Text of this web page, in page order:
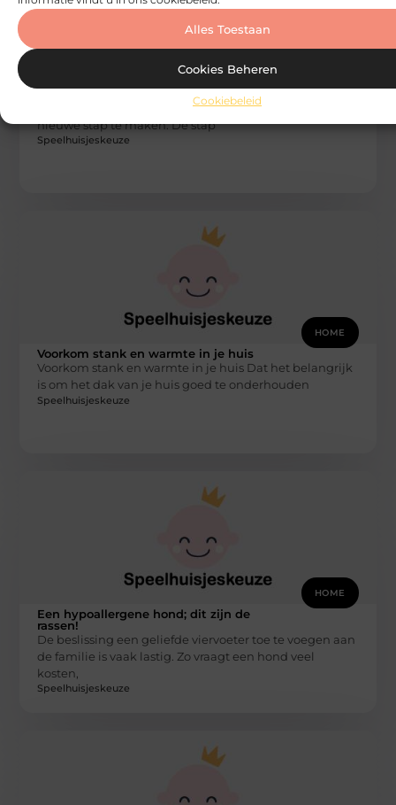
Alles Toestaan
Cookies Beheren
Cookiebeleid
De zoektocht naar je droomhuis
Het is zo ver. Je bent op het punt in je leven om een
nieuwe stap te maken. De stap
Speelhuisjeskeuze
HOME
Voorkom stank en warmte in je huis
Voorkom stank en warmte in je huis Dat het belangrijk
is om het dak van je huis goed te onderhouden
Speelhuisjeskeuze
HOME
Een hypoallergene hond; dit zijn de
rassen!
De beslissing een geliefde viervoeter toe te voegen aan
de familie is vaak lastig. Zo vraagt een hond veel
kosten,
Speelhuisjeskeuze